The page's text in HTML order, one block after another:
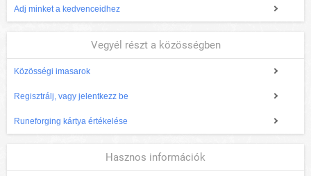
Adj minket a kedvenceidhez
Vegyél részt a közösségben
Közösségi imasarok
Regisztrálj, vagy jelentkezz be
Runeforging kártya értékelése
Hasznos információk